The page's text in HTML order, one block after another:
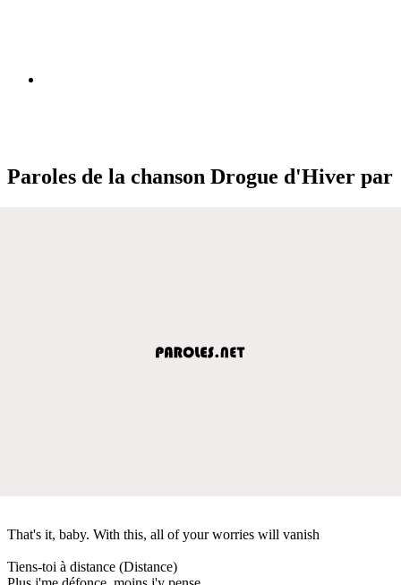
Paroles de la chanson Drogue d'Hiver par
That's it, baby. With this, all of your worries will vanish
Tiens-toi à distance (Distance)